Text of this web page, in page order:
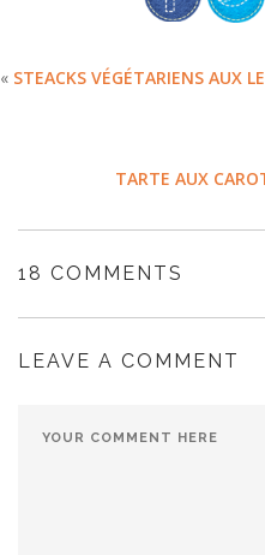
« STEACKS VÉGÉTARIENS AUX
TARTE AUX
18 COMMENTS
LEAVE A COMMENT